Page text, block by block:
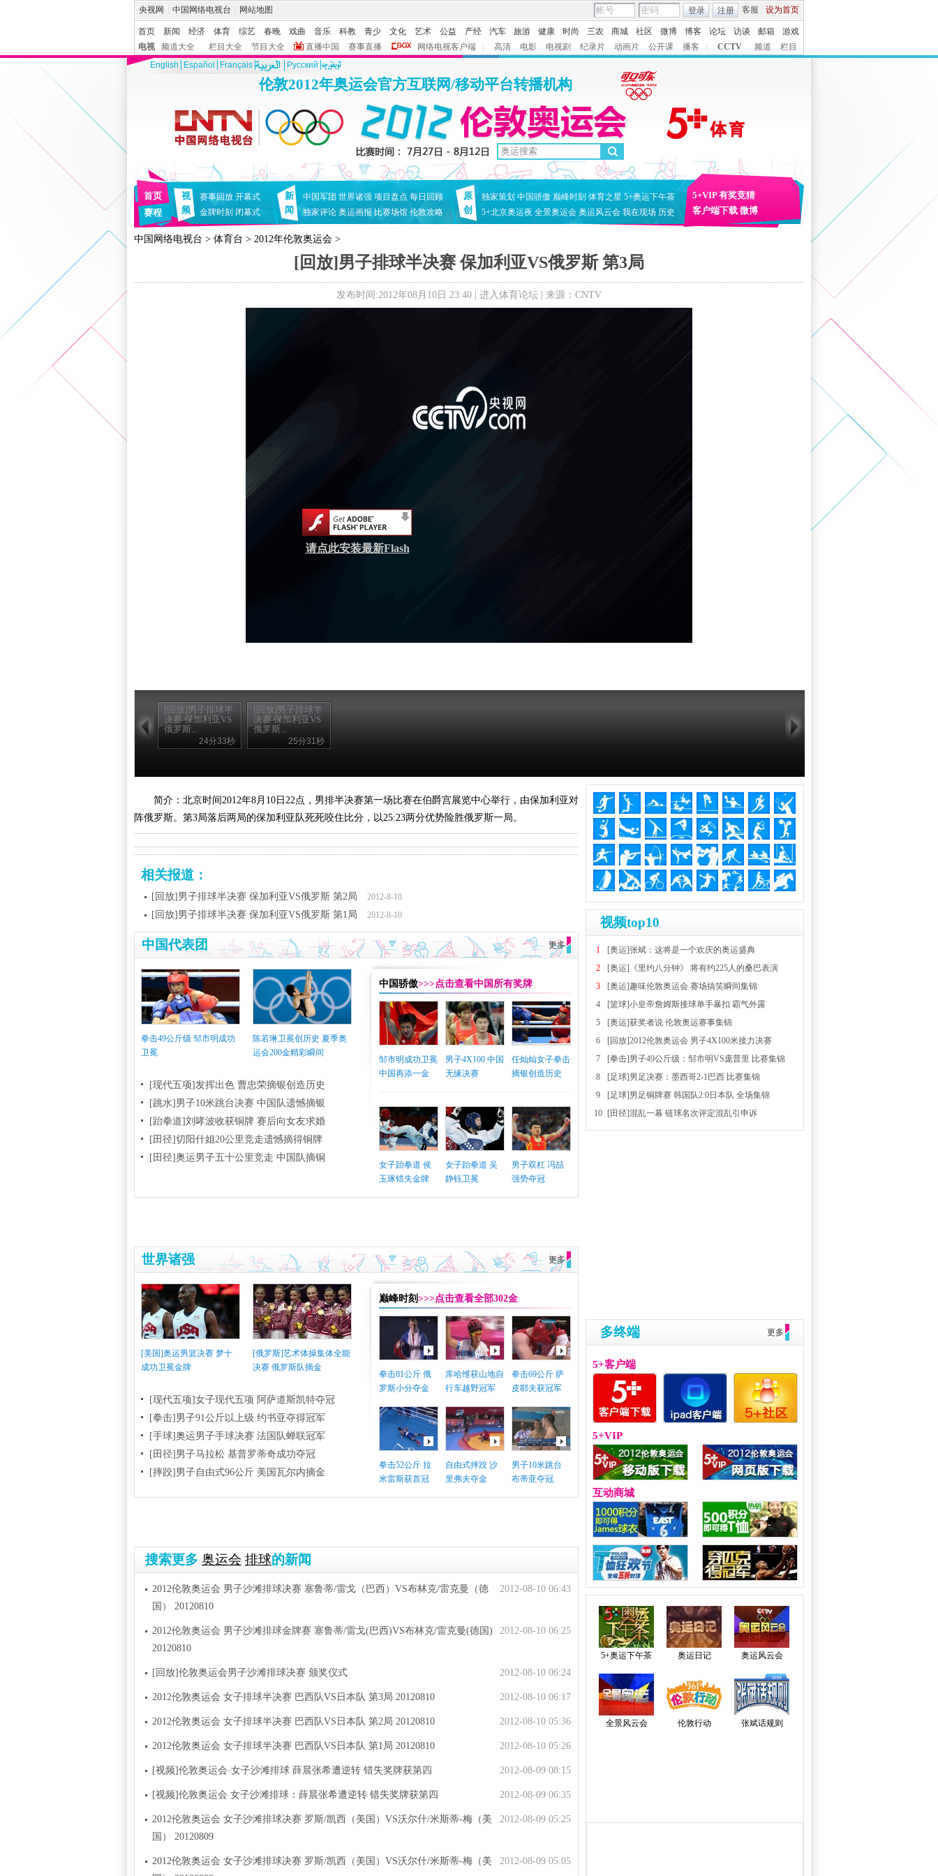
央视网 中国网络电视台 网站地图 客服 设为首页
登录 注册
首页 新闻 经济 体育 综艺 春晚 戏曲 音乐 科教 青少 文化 艺术 公益 产经 汽车 旅游 健康 时尚 三农 商城 社区 微博 博客 论坛 访谈 邮箱
游戏
电视
频道大全 栏目大全 节目大全 直播中国 赛事直播 网络电视客户端 高清 电影 电视剧 纪录片 动画片 公开课 播客 CCTV 频道
栏目
English
Español Français Pусский
伦敦2012年奥运会官方互联网/移动平台转播机构
首页
赛程
视
频
赛事回放 开幕式
金牌时刻 闭幕式
新
闻
中国军团 世界诸强 项目盘点 每日回顾
独家评论 奥运画报 比赛场馆 伦敦攻略
原
创
独家策划 中国骄傲 巅峰时刻 体育之星 5+奥运下午茶
5+北京奥运夜 全景奥运会 奥运风云会 我在现场 历史
5+VIP 有奖竞猜
客户端下载 微博
中国网络电视台 > 体育台 > 2012年伦敦奥运会 >
[回放]男子排球半决赛 保加利亚VS俄罗斯 第3局
发布时间:2012年08月10日 23:40 | 进入体育论坛 | 来源：CNTV
请点此安装最新Flash
[回放]男子排球半
决赛 保加利亚VS
俄罗斯...
24分33秒
[回放]男子排球半
决赛 保加利亚VS
俄罗斯...
25分31秒
简介：北京时间2012年8月10日22点，男排半决赛第一场比赛在伯爵宫展览中心举行，由保加利亚对
阵俄罗斯。第3局落后两局的保加利亚队死死咬住比分，以25:23两分优势险胜俄罗斯一局。
相关报道：
[回放]男子排球半决赛 保加利亚VS俄罗斯 第2局 2012-8-10
[回放]男子排球半决赛 保加利亚VS俄罗斯 第1局 2012-8-10
中国代表团 更多
拳击49公斤级 邹市明成功
卫冕
陈若琳卫冕创历史 夏季奥
运会200金精彩瞬间
[现代五项]发挥出色 曹忠荣摘银创造历史
[跳水]男子10米跳台决赛 中国队遗憾摘银
[跆拳道]刘哮波收获铜牌 赛后向女友求婚
[田径]切阳什姐20公里竞走遗憾摘得铜牌
[田径]奥运男子五十公里竞走 中国队摘铜
中国骄傲>>>点击查看中国所有奖牌
邹市明成功卫冕
中国再添一金
男子4X100 中国
无缘决赛
任灿灿女子拳击
摘银创造历史
女子跆拳道 侯
玉琢错失金牌
女子跆拳道 吴
静钰卫冕
男子双杠 冯喆
强势夺冠
世界诸强 更多
[美国]奥运男篮决赛 梦十
成功卫冕金牌
[俄罗斯]艺术体操集体全能
决赛 俄罗斯队摘金
[现代五项]女子现代五项 阿萨道斯凯特夺冠
[拳击]男子91公斤以上级 约书亚夺得冠军
[手球]奥运男子手球决赛 法国队蝉联冠军
[田径]男子马拉松 基普罗蒂奇成功夺冠
[摔跤]男子自由式96公斤 美国瓦尔内摘金
巅峰时刻>>>点击查看全部302金
拳击81公斤 俄
罗斯小分夺金
库哈维获山地自
行车越野冠军
拳击69公斤 萨
皮耶夫获冠军
拳击52公斤 拉
米雷斯获首冠
自由式摔跤 沙
里弗夫夺金
男子10米跳台
布蒂亚夺冠
搜索更多 奥运会 排球的新闻
2012-08-10 06:43
2012伦敦奥运会 男子沙滩排球决赛 塞鲁蒂/雷戈（巴西）VS布林克/雷克曼（德
国） 20120810
2012-08-10 06:25
2012伦敦奥运会 男子沙滩排球金牌赛 塞鲁蒂/雷戈(巴西)VS布林克/雷克曼(德国)
20120810
2012-08-10 06:24
[回放]伦敦奥运会男子沙滩排球决赛 颁奖仪式
2012-08-10 06:17
2012伦敦奥运会 女子排球半决赛 巴西队VS日本队 第3局 20120810
2012-08-10 05:36
2012伦敦奥运会 女子排球半决赛 巴西队VS日本队 第2局 20120810
2012-08-10 05:26
2012伦敦奥运会 女子排球半决赛 巴西队VS日本队 第1局 20120810
2012-08-09 08:15
[视频]伦敦奥运会·女子沙滩排球 薛晨张希遭逆转 错失奖牌获第四
2012-08-09 06:35
[视频]伦敦奥运会 女子沙滩排球：薛晨张希遭逆转 错失奖牌获第四
2012-08-09 05:25
2012伦敦奥运会 女子沙滩排球决赛 罗斯/凯西（美国）VS沃尔什/米斯蒂-梅（美
国） 20120809
2012-08-09 05:05
2012伦敦奥运会 女子沙滩排球决赛 罗斯/凯西（美国）VS沃尔什/米斯蒂-梅（美
视频top10
1
[奥运]张斌：这将是一个欢庆的奥运盛典
2
[奥运]《里约八分钟》 将有约225人的桑巴表演
3
[奥运]趣味伦敦奥运会 赛场搞笑瞬间集锦
4
[篮球]小皇帝詹姆斯接球单手暴扣 霸气外露
5
[奥运]获奖者说 伦敦奥运赛事集锦
6
[回放]2012伦敦奥运会 男子4X100米接力决赛
7
[拳击]男子49公斤级：邹市明VS庞普里 比赛集锦
8
[足球]男足决赛：墨西哥2-1巴西 比赛集锦
9
[足球]男足铜牌赛 韩国队2:0日本队 全场集锦
10
[田径]混乱一幕 链球名次评定混乱引申诉
多终端 更多
5+客户端
5+VIP
互动商城
5+奥运下午茶 奥运日记 奥运风云会
全景风云会 伦敦行动 张斌话规则